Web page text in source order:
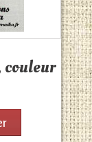
couleur